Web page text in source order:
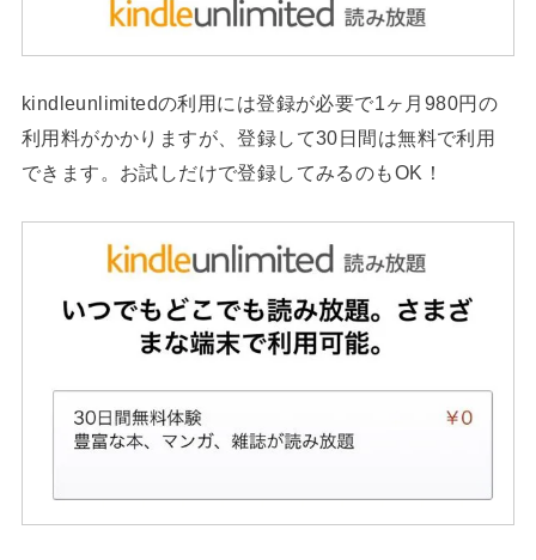
kindleunlimitedの利用には登録が必要で1ヶ月980円の
利用料がかかりますが、登録して30日間は無料で利用
できます。お試しだけで登録してみるのもOK！